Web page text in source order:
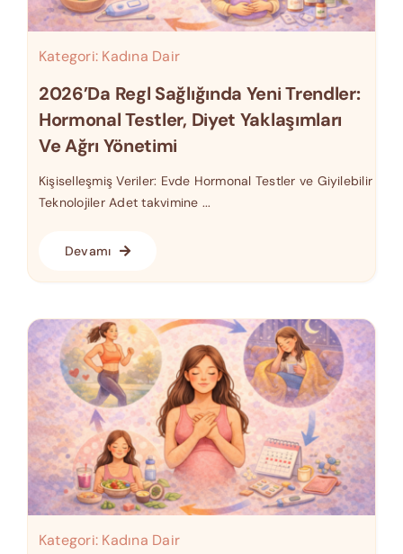
Kategori: Kadına Dair
2026’da Regl Sağlığında Yeni Trendler:
Hormonal Testler, Diyet Yaklaşımları
Ve Ağrı Yönetimi
Kişiselleşmiş Veriler: Evde Hormonal Testler ve Giyilebilir
Teknolojiler Adet takvimine ...
Devamı
Kategori: Kadına Dair